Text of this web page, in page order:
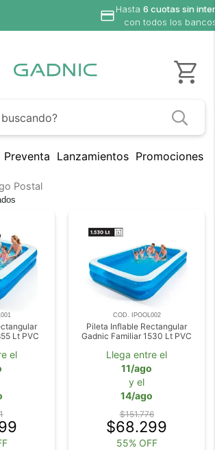
Hasta 6 cuotas sin
con todos los
Preventa Lanzamientos Promociones
Postal
Lt PVC
el
COD. IPOOL002
Pileta Inflable Rectangular
Gadnic Familiar 1530 Lt PVC
Llega entre el
11/ago
y el
14/ago
$151.776
$68.299
55% OFF